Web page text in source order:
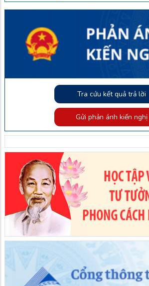
Tra cứu kết quả trả lời
Gửi phản ánh kiến nghị